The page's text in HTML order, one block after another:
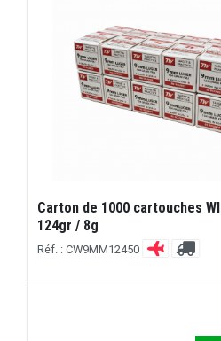
Carton de 1000 cartouches
124gr / 8g
Réf. : CW9MM12450